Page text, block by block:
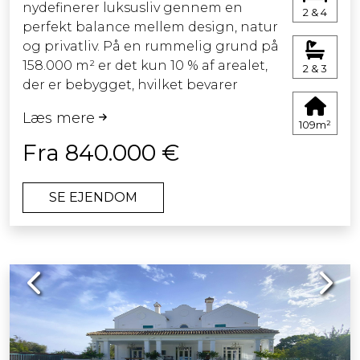
at skabe essensen af en
ekstraordinær livsstil.
nydefinerer luksusliv gennem en
perfekt balance mellem design, natur
og privatliv. På en rummelig grund på
158.000 m² er det kun 10 % af arealet,
der er bebygget, hvilket bevarer
Det arkitektoniske koncept er skabt
af det anerkendte studie Villarroel-
Torrico og forener moderne elegance
med tidløs middelhavsstil. Resultatet
og balance.
Med storslået panoramaudsigt over
bjerge, velplejede golfbaner, havet og
fjerne horisonter er hver eneste
Læs mere
Fra 840.000 €
SE EJENDOM
2 & 4
2 & 3
109m²
Previous Next